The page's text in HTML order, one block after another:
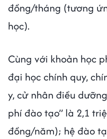
đồng/tháng (tương
học).
Cùng với khoản học
đại học chính quy,
y, cử nhân điều
phí đào tạo” là 2,1
đồng/năm); hệ đào